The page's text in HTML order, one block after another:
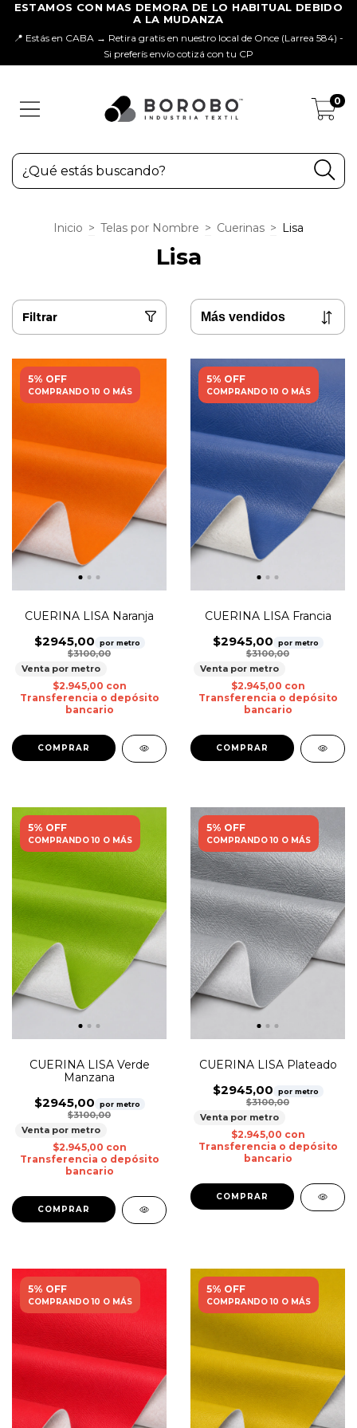
📍 Estás en CABA → Retira gratis en nuestro local de Once (Larrea 584) -
Si preferís envío cotizá con tu CP
0
Inicio > Telas por Nombre > Cuerinas > Lisa
Lisa
Filtrar
5% OFF
COMPRANDO 10 O MÁS
CUERINA LISA Naranja
$2945,00 por metro
$3100,00
Venta por metro
$2.945,00 con
Transferencia o depósito
bancario
5% OFF
COMPRANDO 10 O MÁS
CUERINA LISA Francia
$2945,00 por metro
$3100,00
Venta por metro
$2.945,00 con
Transferencia o depósito
bancario
5% OFF
COMPRANDO 10 O MÁS
CUERINA LISA Verde
Manzana
$2945,00 por metro
$3100,00
Venta por metro
$2.945,00 con
Transferencia o depósito
bancario
5% OFF
COMPRANDO 10 O MÁS
CUERINA LISA Plateado
$2945,00 por metro
$3100,00
Venta por metro
$2.945,00 con
Transferencia o depósito
bancario
5% OFF
COMPRANDO 10 O MÁS
5% OFF
COMPRANDO 10 O MÁS